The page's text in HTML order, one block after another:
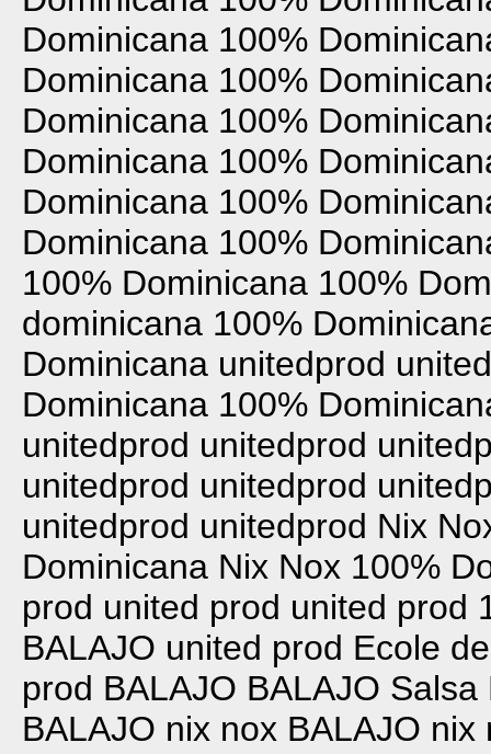
Dominicana 100%
Dominicana 100%
Dominicana 100%
Dominicana 100%
Dominicana 100%
Dominicana 100%
100% Dominicana 100%
dominicana 100%
Dominicana unitedprod
Dominicana 100%
unitedprod unitedprod
unitedprod unitedprod
unitedprod unitedprod Nix
Dominicana Nix Nox 100%
prod united prod united prod
BALAJO united prod Ecole
prod BALAJO BALAJO Salsa
BALAJO nix nox BALAJO nix